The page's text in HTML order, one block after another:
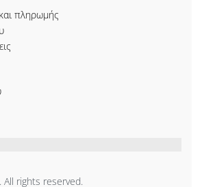
πληρωμής
rights reserved.